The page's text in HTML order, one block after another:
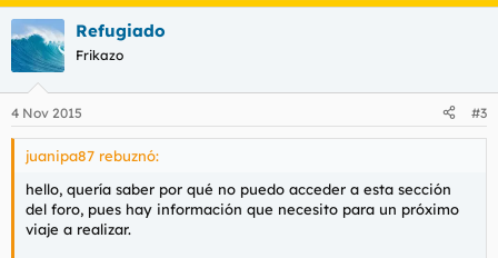
Refugiado
Frikazo
4 Nov 2015 #3
juanipa87 rebuznó:
hello, quería saber por qué no puedo acceder a esta sección
del foro, pues hay información que necesito para un próximo
viaje a realizar.